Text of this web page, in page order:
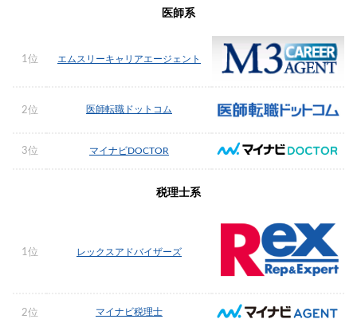
医師系
1位 エムスリーキャリアエージェント
2位 医師転職ドットコム
3位 マイナビDOCTOR
税理士系
1位 レックスアドバイザーズ
2位 マイナビ税理士